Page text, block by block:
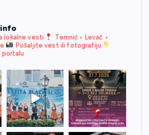
lokalne vesti
Temnić • Levač •
Pošaljite vest ili fotografiju
portalu